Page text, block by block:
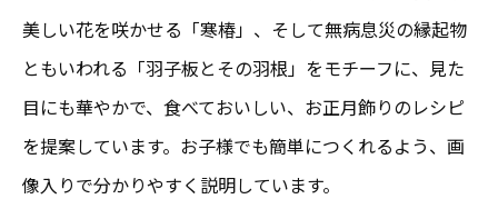
美しい花を咲かせる「寒椿」、そして無病息災の縁起物
ともいわれる「羽子板とその羽根」をモチーフに、見た
目にも華やかで、食べておいしい、お正月飾りのレシピ
を提案しています。お子様でも簡単につくれるよう、画
像入りで分かりやすく説明しています。